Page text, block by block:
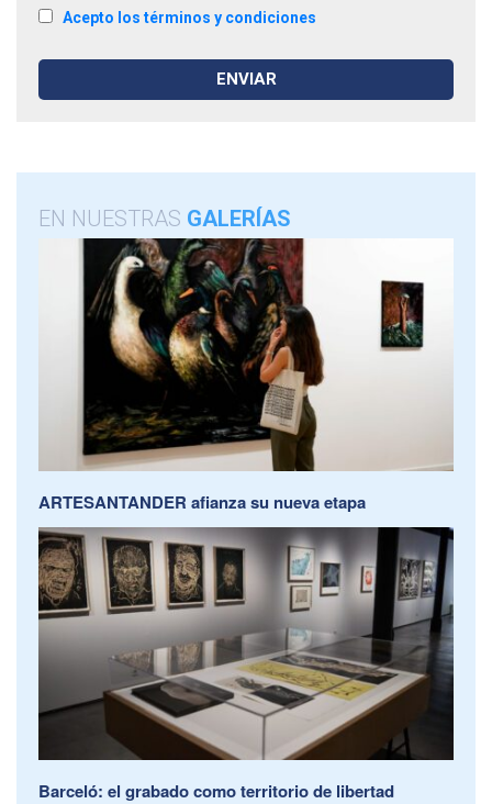
Acepto los términos y condiciones
EN NUESTRAS GALERÍAS
ARTESANTANDER afianza su nueva etapa
Barceló: el grabado como territorio de libertad